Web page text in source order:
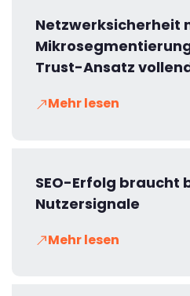
Netzwerksicherheit
Trust-Ansatz
Mehr lesen
SEO-Erfolg braucht
Nutzersignale
Mehr lesen